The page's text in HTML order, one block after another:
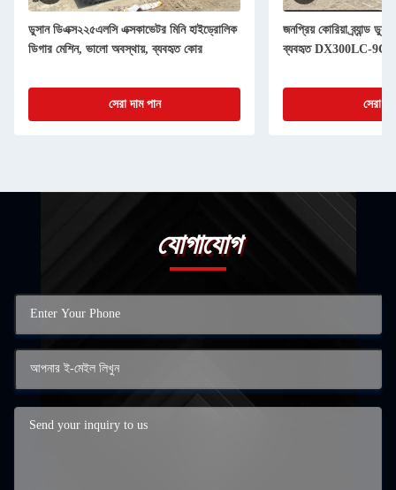
ডুসান ডিএক্স২২৫এলসি এক্সকাভেটর মিনি হাইড্রোলিক
ডিগার মেশিন, ভালো অবস্থায়, ব্যবহৃত কোর
সেরা দাম পান
জনপ্রিয় কোরিয়া ব্র্যান্ড
ব্যবহৃত DX300LC-9C
সেরা
যোগাযোগ